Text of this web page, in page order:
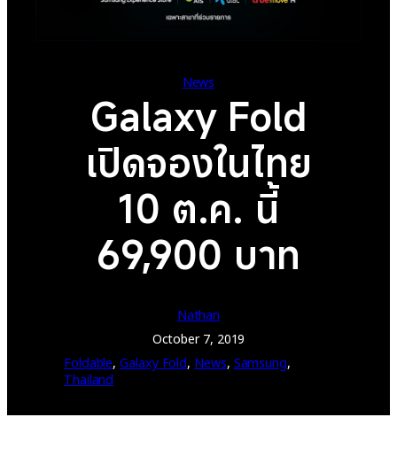
News
Galaxy Fold
เปิดจองในไทย
10 ต.ค. นี้
69,900 บาท
Nathan
October 7, 2019
Foldable, Galaxy Fold, News, Samsung
Thailand